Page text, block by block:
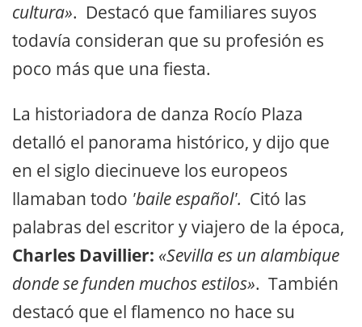
cultura». Destacó que familiares suyos
todavía consideran que su profesión es
poco más que una fiesta.
La historiadora de danza Rocío Plaza
detalló el panorama histórico, y dijo que
en el siglo diecinueve los europeos
llamaban todo 'baile español'. Citó las
palabras del escritor y viajero de la época,
Charles Davillier: «Sevilla es un alambique
donde se funden muchos estilos». También
destacó que el flamenco no hace su